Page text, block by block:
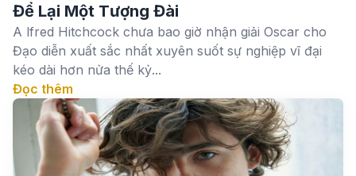
Để Lại Một Tượng Đài
A lfred Hitchcock chưa bao giờ nhận giải Oscar cho
Đạo diễn xuất sắc nhất xuyên suốt sự nghiệp vĩ đại
kéo dài hơn nửa thế kỷ...
Đọc thêm